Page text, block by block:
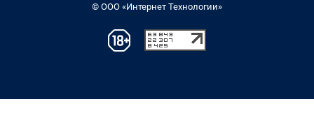
© ООО «Интернет Технологии»